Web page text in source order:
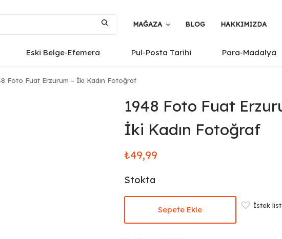
MAĞAZA BLOG HAKKIMIZDA
Eski Belge-Efemera Pul-Posta Tarihi Para-Madalya
Foto Fuat Erzurum – İki Kadın Fotoğraf
1948 Foto Fuat
İki Kadın Fotoğraf
₺49,99
Stokta
Sepete Ekle İstek